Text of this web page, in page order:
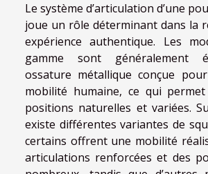
Le système d’articulation d’une
joue un rôle déterminant dans la
expérience authentique. Les
gamme sont généralement
ossature métallique conçue
mobilité humaine, ce qui permet
positions naturelles et variées.
existe différentes variantes de
certains offrent une mobilité
articulations renforcées et des